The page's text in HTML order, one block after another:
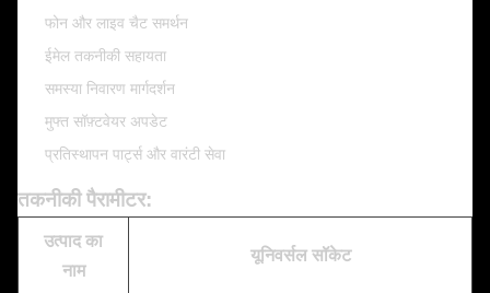
फोन और लाइव चैट समर्थन
ईमेल तकनीकी सहायता
समस्या निवारण मार्गदर्शन
मुफ्त सॉफ़्टवेयर अपडेट
प्रतिस्थापन पार्ट्स और वारंटी सेवा
तकनीकी पैरामीटर:
उत्पाद का
नाम
यूनिवर्सल सॉकेट